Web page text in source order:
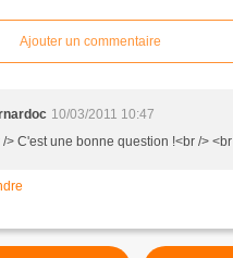
Ajouter un commentaire
10/03/2011 10:47
/> C'est une bonne question !<br />